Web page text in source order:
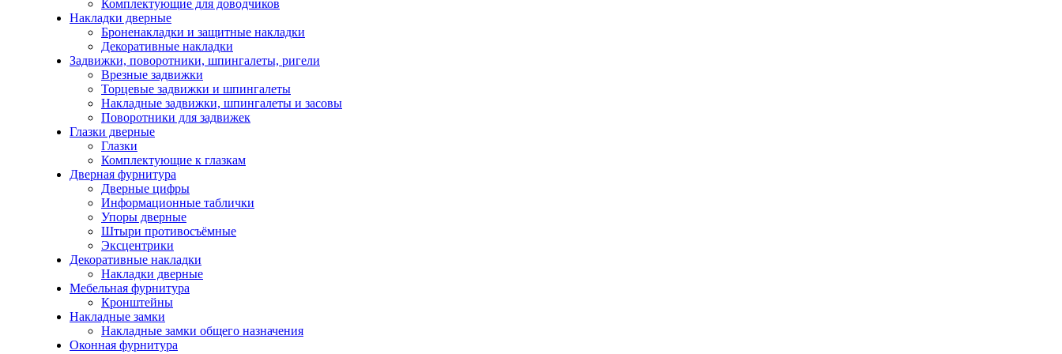
Комплектующие для доводчиков
Накладки дверные
Броненакладки и защитные накладки
Декоративные накладки
Задвижки, поворотники, шпингалеты, ригели
Врезные задвижки
Торцевые задвижки и шпингалеты
Накладные задвижки, шпингалеты и засовы
Поворотники для задвижек
Глазки дверные
Глазки
Комплектующие к глазкам
Дверная фурнитура
Дверные цифры
Информационные таблички
Упоры дверные
Штыри противосъёмные
Эксцентрики
Декоративные накладки
Накладки дверные
Мебельная фурнитура
Кронштейны
Накладные замки
Накладные замки общего назначения
Оконная фурнитура